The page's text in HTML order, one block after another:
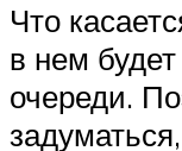
Что
в нем
очереди.